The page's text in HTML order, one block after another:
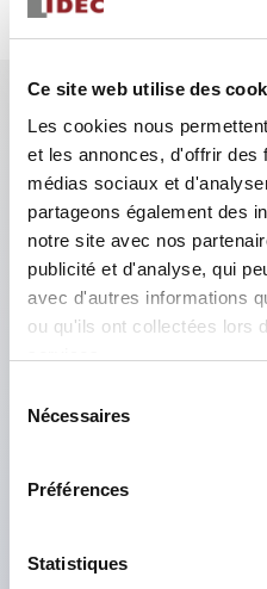
Ce site web utilise des
Les cookies nous
et les annonces, d'offrir des
médias sociaux et
partageons également des
notre site avec nos
publicité et d'analyse, qui
avec d'autres informations
ou qu'ils ont collectées lors
Nécessaires
Préférences
Statistiques
Caractéristiques clés
Applicable dans les
explosives
Classé Classe I, Zone 1
Homologations
Interrupteurs sélecteurs
Bornes à vis sécurisées